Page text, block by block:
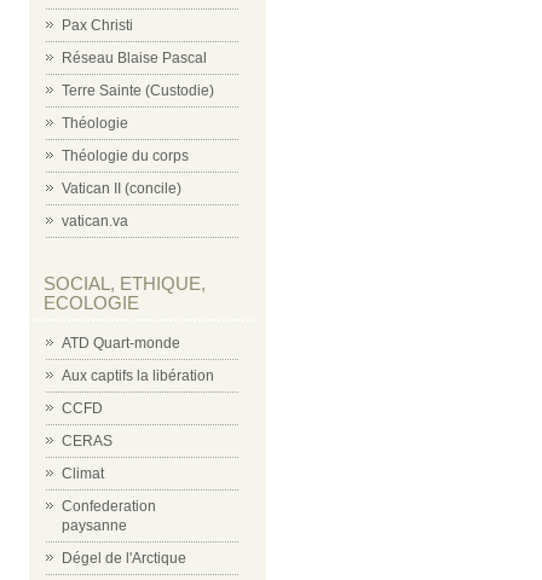
Pax Christi
Réseau Blaise Pascal
Terre Sainte (Custodie)
Théologie
Théologie du corps
Vatican II (concile)
vatican.va
SOCIAL, ETHIQUE,
ECOLOGIE
ATD Quart-monde
Aux captifs la libération
CCFD
CERAS
Climat
Confederation
paysanne
Dégel de l'Arctique